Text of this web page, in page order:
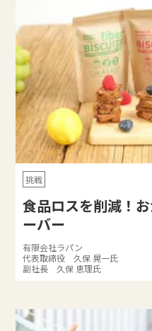
挑戦
食品ロスを削減！
ーバー
有限会社ラパン
代表取締役 久保 晃一氏
副社長 久保 恵理氏